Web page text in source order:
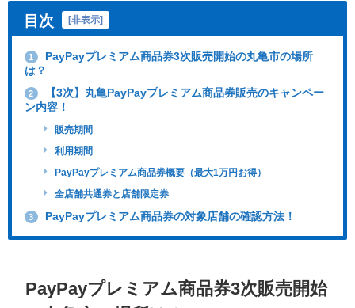
目次 [非表示]
1
PayPayプレミアム商品券3次販売開始の丸亀市の場所
は？
2
【3次】丸亀PayPayプレミアム商品券販売のキャンペー
ン内容！
販売期間
利用期間
PayPayプレミアム商品券概要（最大1万円お得）
全店舗共通券と店舗限定券
3 PayPayプレミアム商品券の対象店舗の確認方法！
PayPayプレミアム商品券3次販売開始